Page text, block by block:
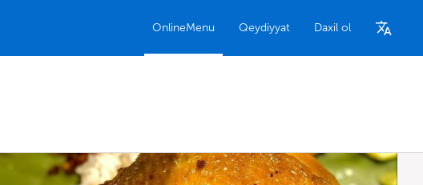
OnlineMenu Qeydiyyat Daxil ol